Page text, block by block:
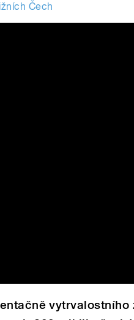
Čech
vytrvalostního